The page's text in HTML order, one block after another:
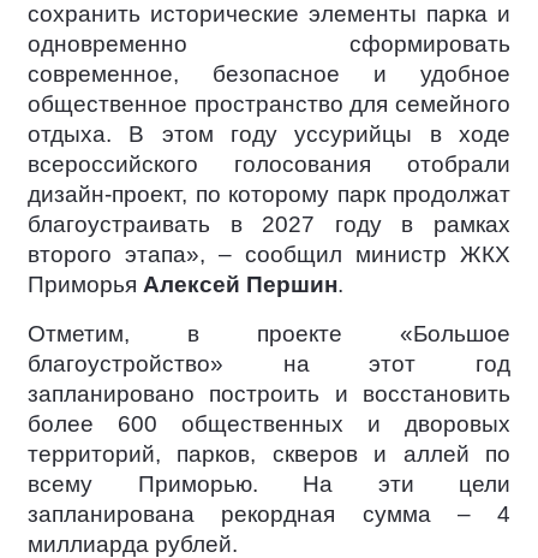
сохранить исторические элементы парка и
одновременно сформировать
современное, безопасное и удобное
общественное пространство для семейного
отдыха. В этом году уссурийцы в ходе
всероссийского голосования отобрали
дизайн-проект, по которому парк продолжат
благоустраивать в 2027 году в рамках
второго этапа», – сообщил министр ЖКХ
Приморья Алексей Першин.
Отметим, в проекте «Большое
благоустройство» на этот год
запланировано построить и восстановить
более 600 общественных и дворовых
территорий, парков, скверов и аллей по
всему Приморью. На эти цели
запланирована рекордная сумма – 4
миллиарда рублей.